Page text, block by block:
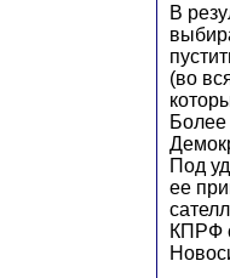
В
(во
Более
Под
ее
КПРФ